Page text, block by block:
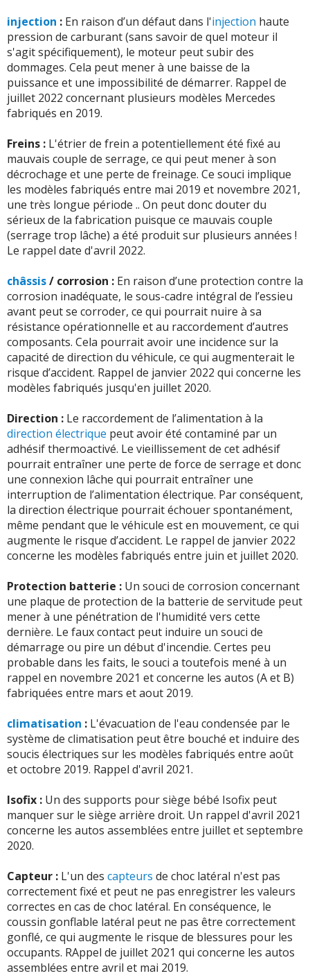
injection : En raison d’un défaut dans l'injection haute
pression de carburant (sans savoir de quel moteur il
s'agit spécifiquement), le moteur peut subir des
dommages. Cela peut mener à une baisse de la
puissance et une impossibilité de démarrer. Rappel de
juillet 2022 concernant plusieurs modèles Mercedes
fabriqués en 2019.
Freins : L'étrier de frein a potentiellement été fixé au
mauvais couple de serrage, ce qui peut mener à son
décrochage et une perte de freinage. Ce souci implique
les modèles fabriqués entre mai 2019 et novembre 2021,
une très longue période .. On peut donc douter du
sérieux de la fabrication puisque ce mauvais couple
(serrage trop lâche) a été produit sur plusieurs années !
Le rappel date d'avril 2022.
châssis/ corrosion : En raison d’une protection contre la
corrosion inadéquate, le sous-cadre intégral de l’essieu
avant peut se corroder, ce qui pourrait nuire à sa
résistance opérationnelle et au raccordement d’autres
composants. Cela pourrait avoir une incidence sur la
capacité de direction du véhicule, ce qui augmenterait le
risque d’accident. Rappel de janvier 2022 qui concerne les
modèles fabriqués jusqu'en juillet 2020.
Direction : Le raccordement de l’alimentation à la
direction électrique peut avoir été contaminé par un
adhésif thermoactivé. Le vieillissement de cet adhésif
pourrait entraîner une perte de force de serrage et donc
une connexion lâche qui pourrait entraîner une
interruption de l’alimentation électrique. Par conséquent,
la direction électrique pourrait échouer spontanément,
même pendant que le véhicule est en mouvement, ce qui
augmente le risque d’accident. Le rappel de janvier 2022
concerne les modèles fabriqués entre juin et juillet 2020.
Protection batterie : Un souci de corrosion concernant
une plaque de protection de la batterie de servitude peut
mener à une pénétration de l'humidité vers cette
dernière. Le faux contact peut induire un souci de
démarrage ou pire un début d'incendie. Certes peu
probable dans les faits, le souci a toutefois mené à un
rappel en novembre 2021 et concerne les autos (A et B)
fabriquées entre mars et aout 2019.
climatisation : L'évacuation de l'eau condensée par le
système de climatisation peut être bouché et induire des
soucis électriques sur les modèles fabriqués entre août
et octobre 2019. Rappel d'avril 2021.
Isofix : Un des supports pour siège bébé Isofix peut
manquer sur le siège arrière droit. Un rappel d'avril 2021
concerne les autos assemblées entre juillet et septembre
2020.
Capteur : L'un des capteurs de choc latéral n'est pas
correctement fixé et peut ne pas enregistrer les valeurs
correctes en cas de choc latéral. En conséquence, le
coussin gonflable latéral peut ne pas être correctement
gonflé, ce qui augmente le risque de blessures pour les
occupants. RAppel de juillet 2021 qui concerne les autos
assemblées entre avril et mai 2019.